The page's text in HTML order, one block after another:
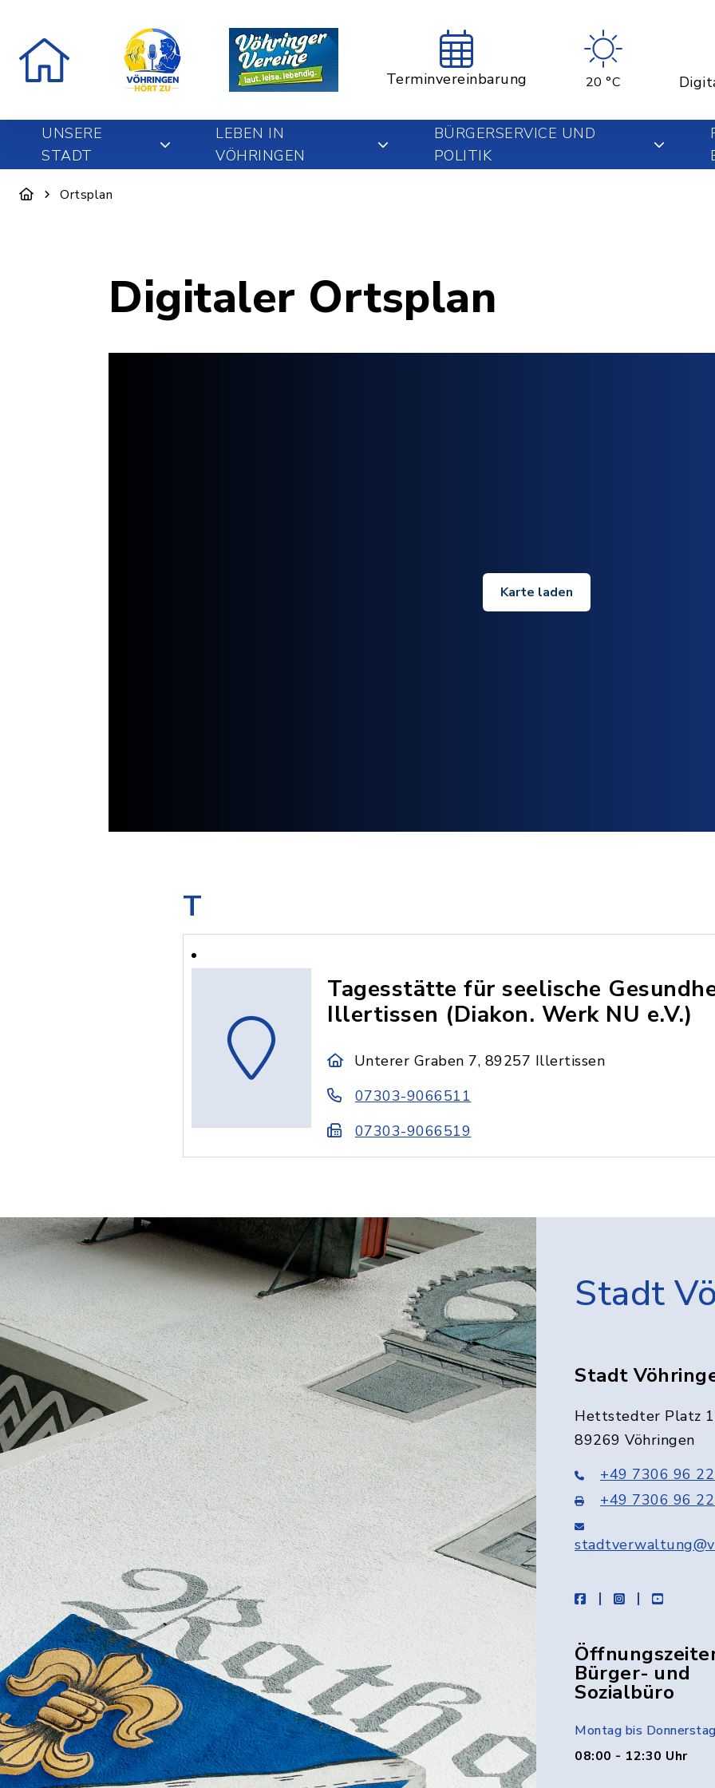
Terminvereinbarung 20 °C
UNSERE
STADT
LEBEN IN
VÖHRINGEN
BÜRGERSERVICE UND
POLITIK
Ortsplan
Digitaler Ortsplan
Karte laden
T
Tagesstätte für seelische
Illertissen (Diakon. Werk NU e.V.)
Unterer Graben 7, 89257 Illertissen
07303-9066511
07303-9066519
Stadt
Stadt
Hettstedter Platz 1
89269 Vöhringen
+49 7306 96
+49 7306 96
facebookinstagramyoutube
Bürger- und
Sozialbüro
Montag bis
08:00 - 12:30 Uhr